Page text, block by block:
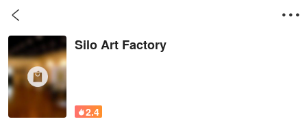
 
Silo Art Factory
2.4